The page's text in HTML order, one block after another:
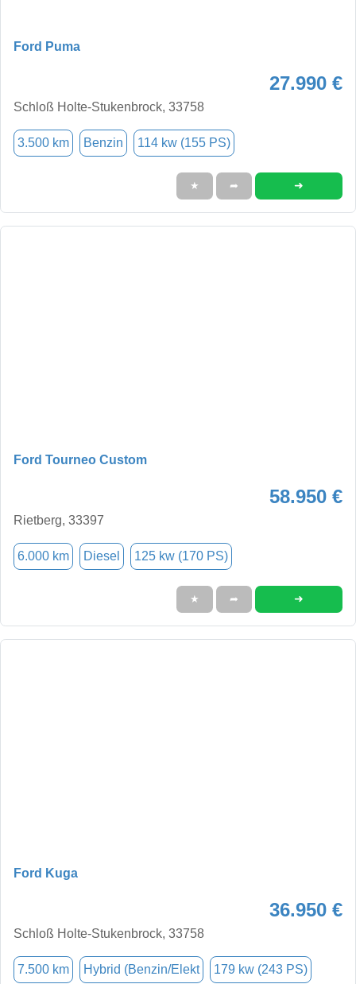
Ford Puma
27.990 €
Schloß Holte-Stukenbrock, 33758
3.500 km Benzin 114 kw (155 PS)
★ ➦ ➜
Ford Tourneo Custom
58.950 €
Rietberg, 33397
6.000 km Diesel 125 kw (170 PS)
★ ➦ ➜
Ford Kuga
36.950 €
Schloß Holte-Stukenbrock, 33758
7.500 km Hybrid (Benzin/Elekt 179 kw (243 PS)